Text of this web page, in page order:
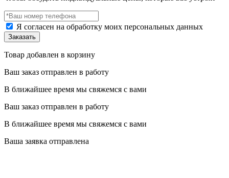
Я согласен на обработку моих персональных данных
Товар добавлен в корзину
Ваш заказ отправлен в работу
В ближайшее время мы свяжемся с вами
Ваш заказ отправлен в работу
В ближайшее время мы свяжемся с вами
Ваша заявка отправлена